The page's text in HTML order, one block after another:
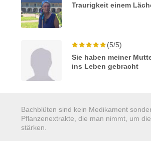
Traurigkeit einem
(5/5)
Sie haben meiner
ins Leben gebracht
Bachblüten sind kein Medikament
Pflanzenextrakte, die man nimmt, um
stärken.